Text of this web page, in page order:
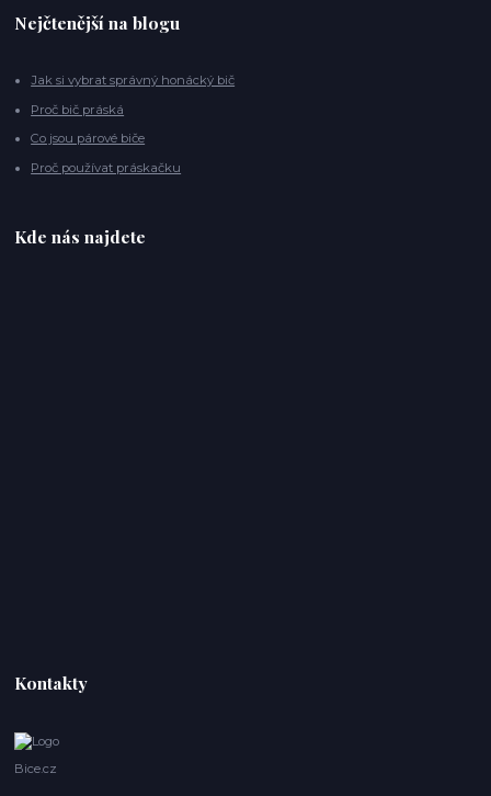
Nejčtenější na blogu
Jak si vybrat správný honácký bič
Proč bič práská
Co jsou párové biče
Proč používat práskačku
Kde nás najdete
Kontakty
Bice.cz